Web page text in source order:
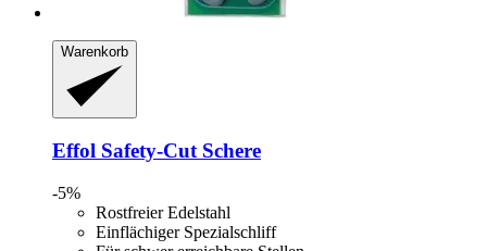
Warenkorb
Effol Safety-​Cut Schere
-5%
Rostfreier Edelstahl
Einflächiger Spezialschliff